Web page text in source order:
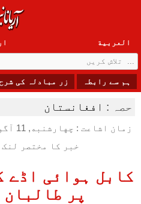
العربیة
ہم سے رابطہ زر مبادلہ کی
حصہ : افغانستان
زمان اشاعت : چهارشنبه, 11 آگوست , 2021
خبر کا مختصر لنک
کابل ہوائی اڈے
پر